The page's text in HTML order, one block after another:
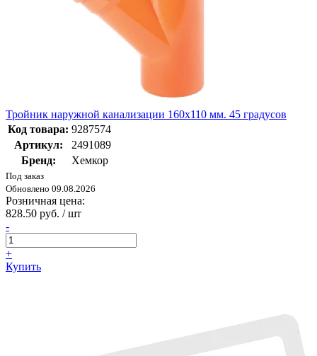
Тройник наружной канализации 160x110 мм. 45 градусов
Код товара: 9287574
Артикул:
2491089
Бренд:
Хемкор
Под заказ
Обновлено 09.08.2026
Розничная цена:
828.50 руб. / шт
-
+
Купить